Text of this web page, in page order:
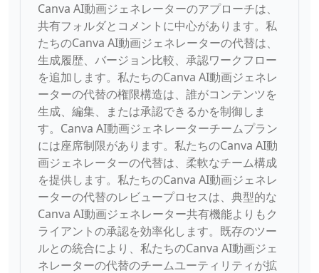
Canva AI動画ジェネレーターのアプローチは、
共有フォルダとコメントに中心があります。私
たちのCanva AI動画ジェネレーターの代替は、
生成履歴、バージョン比較、承認ワークフロー
を追加します。私たちのCanva AI動画ジェネレ
ーターの代替の権限構造は、誰がコンテンツを
生成、編集、または承認できるかを制御しま
す。Canva AI動画ジェネレーターチームプラン
には座席制限があります。私たちのCanva AI動
画ジェネレーターの代替は、柔軟なチーム構成
を提供します。私たちのCanva AI動画ジェネレ
ーターの代替のレビュープロセスは、典型的な
Canva AI動画ジェネレーター共有機能よりもク
ライアントの承認を効率化します。既存のツー
ルとの統合により、私たちのCanva AI動画ジェ
ネレーターの代替のチームユーティリティが拡